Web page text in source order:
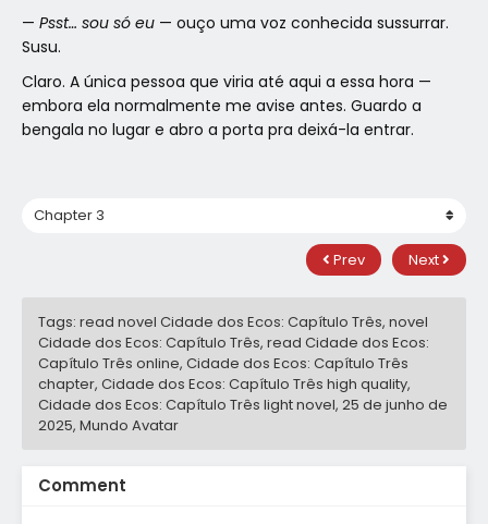
— Psst… sou só eu — ouço uma voz conhecida sussurrar.
Susu.
Claro. A única pessoa que viria até aqui a essa hora —
embora ela normalmente me avise antes. Guardo a
bengala no lugar e abro a porta pra deixá-la entrar.
Prev Next
Tags: read novel Cidade dos Ecos: Capítulo Três, novel
Cidade dos Ecos: Capítulo Três, read Cidade dos Ecos:
Capítulo Três online, Cidade dos Ecos: Capítulo Três
chapter, Cidade dos Ecos: Capítulo Três high quality,
Cidade dos Ecos: Capítulo Três light novel, 25 de junho de
2025, Mundo Avatar
Comment